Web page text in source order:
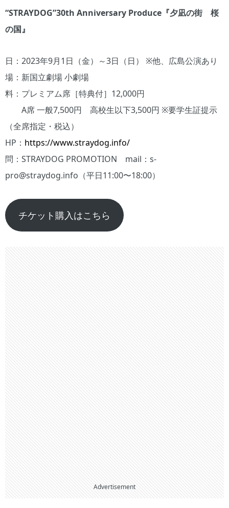
“STRAYDOG”30th Anniversary Produce『夕凪の街 桜
の国』
日：2023年9月1日（金）～3日（日） ※他、広島公演あり
場：新国立劇場 小劇場
料：プレミアム席［特典付］12,000円
A席 一般7,500円 高校生以下3,500円 ※要学生証提示
（全席指定・税込）
HP： https://www.straydog.info/
問：STRAYDOG PROMOTION mail：s-
pro@straydog.info（平日11:00〜18:00）
チケット購入はこちら
Advertisement